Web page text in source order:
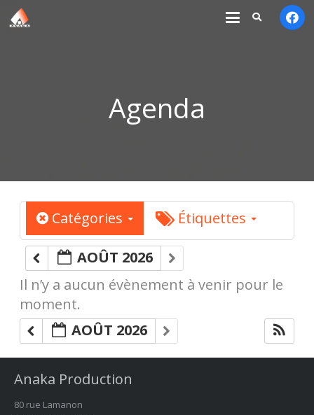
Agenda
Catégories Étiquettes
AOÛT 2026
Il n’y a aucun évènement à venir pour le
moment.
AOÛT 2026
Anaka Production
80 rue Lamanon